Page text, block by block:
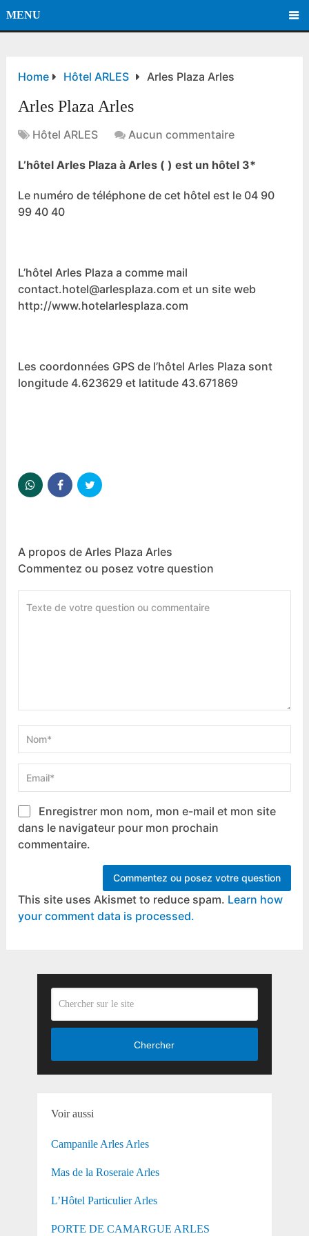
MENU
Home Hôtel ARLES Arles Plaza Arles
Arles Plaza Arles
Hôtel ARLES Aucun commentaire
L’hôtel Arles Plaza à Arles ( ) est un hôtel 3*
Le numéro de téléphone de cet hôtel est le 04 90
99 40 40
L’hôtel Arles Plaza a comme mail
contact.hotel@arlesplaza.com et un site web
http://www.hotelarlesplaza.com
Les coordonnées GPS de l’hôtel Arles Plaza sont
longitude 4.623629 et latitude 43.671869
A propos de Arles Plaza Arles
Commentez ou posez votre question
Enregistrer mon nom, mon e-mail et mon site
dans le navigateur pour mon prochain
commentaire.
This site uses Akismet to reduce spam. Learn how
your comment data is processed.
Chercher
Voir aussi
Campanile Arles Arles
Mas de la Roseraie Arles
L’Hôtel Particulier Arles
PORTE DE CAMARGUE ARLES